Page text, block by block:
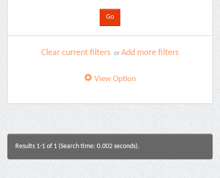
Clear current filters or Add more filters
View Option
Results 1-1 of 1 (Search time: 0.002 seconds).